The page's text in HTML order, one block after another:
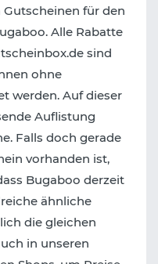
für den
Alle Rabatte
sind
ohne
werden. Auf dieser
Auflistung
Falls doch gerade
vorhanden ist,
Bugaboo derzeit
ähnliche
die gleichen
in unseren